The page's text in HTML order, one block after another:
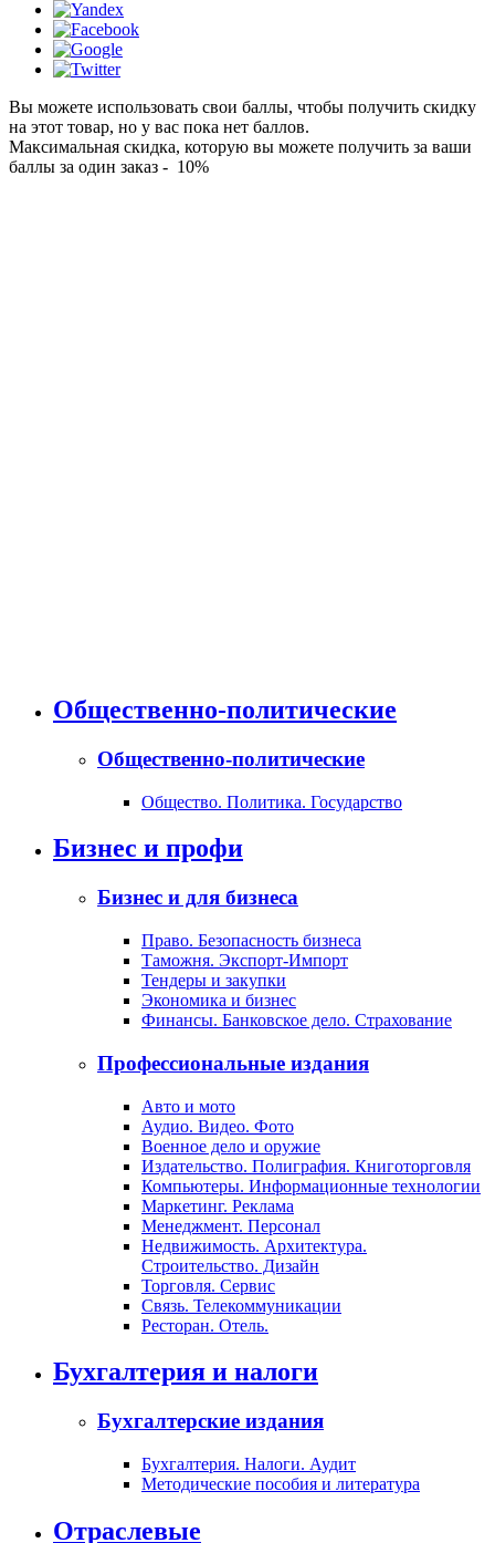
Вы можете использовать свои баллы, чтобы получить скидку
на этот товар, но у вас пока нет баллов.
Максимальная скидка, которую вы можете получить за ваши
баллы за один заказ - 10%
Общественно-политические
Общественно-политические
Общество. Политика. Государство
Бизнес и профи
Бизнес и для бизнеса
Право. Безопасность бизнеса
Таможня. Экспорт-Импорт
Тендеры и закупки
Экономика и бизнес
Финансы. Банковское дело. Страхование
Профессиональные издания
Авто и мото
Аудио. Видео. Фото
Военное дело и оружие
Издательство. Полиграфия. Книготорговля
Компьютеры. Информационные технологии
Маркетинг. Реклама
Менеджмент. Персонал
Недвижимость. Архитектура.
Строительство. Дизайн
Торговля. Сервис
Связь. Телекоммуникации
Ресторан. Отель.
Бухгалтерия и налоги
Бухгалтерские издания
Бухгалтерия. Налоги. Аудит
Методические пособия и литература
Отраслевые